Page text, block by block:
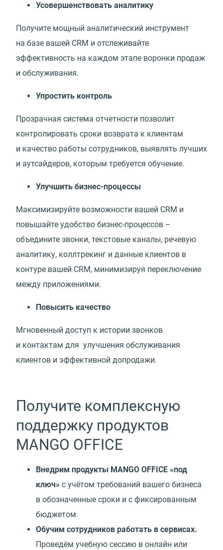
Усовершенствовать аналитику
Получите мощный аналитический инструмент
на базе вашей CRM и отслеживайте
эффективность на каждом этапе воронки продаж
и обслуживания.
Упростить контроль
Прозрачная система отчетности позволит
контролировать сроки возврата к клиентам
и качество работы сотрудников, выявлять лучших
и аутсайдеров, которым требуется обучение.
Улучшить бизнес-процессы
Максимизируйте возможности вашей CRM и
повышайте удобство бизнес-процессов –
объедините звонки, текстовые каналы, речевую
аналитику, коллтрекинг и данные клиентов в
контуре вашей CRM, минимизируя переключение
между приложениями.
Повысить качество
Мгновенный доступ к истории звонков
и контактам для улучшения обслуживания
клиентов и эффективной допродажи.
Получите комплексную
поддержку продуктов
MANGO OFFICE
Внедрим продукты MANGO OFFICE «под
ключ» с учётом требований вашего бизнеса
в обозначенные сроки и с фиксированным
бюджетом.
Обучим сотрудников работать в сервисах.
Проведём учебную сессию в онлайн или